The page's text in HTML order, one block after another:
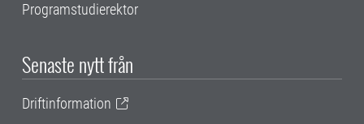
Programstudierektor
Senaste nytt från
Driftinformation